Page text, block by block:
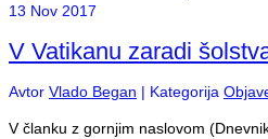
13 Nov 2017
V Vatikanu zaradi
Avtor Vlado Began | Kategorija
V članku z gornjim naslovom